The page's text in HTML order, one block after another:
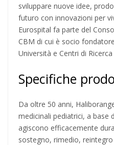
sviluppare nuove idee,
futuro con innovazioni per
Eurospital fa parte del
CBM di cui è socio
Università e Centri di
Specifiche
Da oltre 50 anni,
medicinali pediatrici, a base
agiscono efficacemente
sostegno, rimedio, reintegro